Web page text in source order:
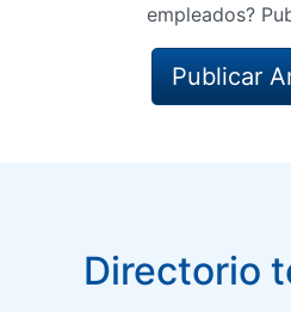
empleados?
Publicar
Directorio